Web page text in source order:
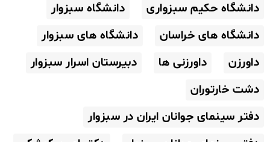
دانشگاه حکیم سبزواری
دانشگاه سبزوار
دانشگاه های خراسان
دانشگاه های سبزوار
داورزن
داورزنی ها
دبیرستان اسرار سبزوار
دشت خارتوران
دفتر سینمای جوانان ایران در سبزوار